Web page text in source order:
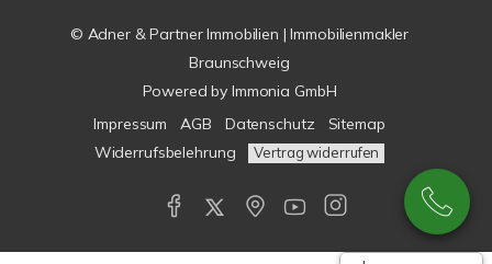
© Adner & Partner Immobilien | Immobilienmakler
Braunschweig
Powered by Immonia GmbH
Impressum
AGB Datenschutz
Sitemap
Widerrufsbelehrung
Vertrag widerrufen